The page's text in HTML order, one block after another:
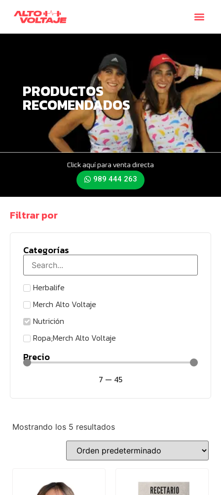
PRODUCTOS
RECOMENDADOS
Click aquí para venta directa
989 444 263
Filtrar por
Categorías
Herbalife
Merch Alto Voltaje
Nutrición
Ropa;Merch Alto Voltaje
Precio
7 — 45
Mostrando los 5 resultados